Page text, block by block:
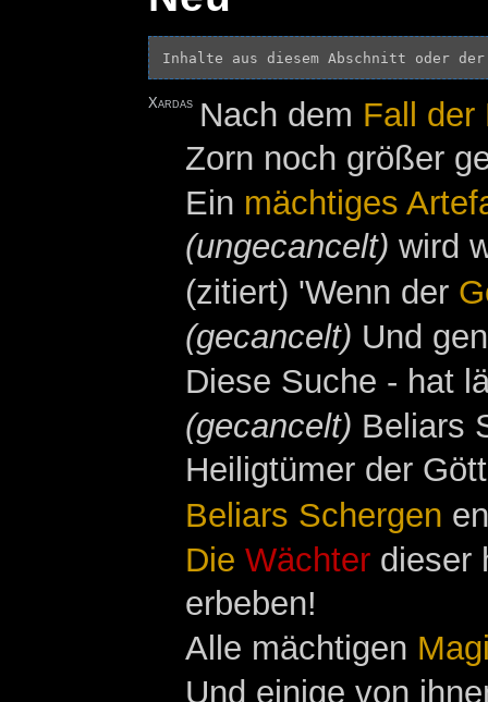
Inhalte aus diesem Abschnitt oder
Xardas Nach dem Fall der
Zorn noch größer
Ein mächtiges
(ungecancelt) wird
(zitiert) 'Wenn der
(gecancelt) Und
Diese Suche - hat
(gecancelt) Beliars
Heiligtümer der
Beliars Schergen
Die Wächter dieser
erbeben!
Alle mächtigen
Und einige von